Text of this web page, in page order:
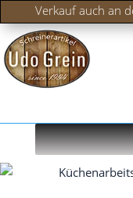
Verkauf auch an